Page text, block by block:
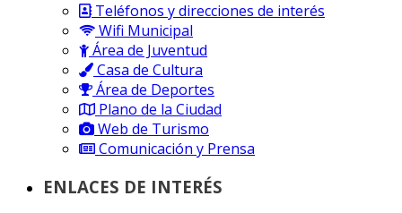
Teléfonos y direcciones de interés
Wifi Municipal
Área de Juventud
Casa de Cultura
Área de Deportes
Plano de la Ciudad
Web de Turismo
Comunicación y Prensa
ENLACES DE INTERÉS